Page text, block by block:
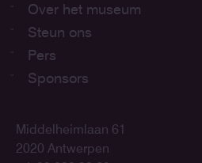
Over het museum
Steun ons
Pers
Sponsors
Middelheimlaan 61
2020 Antwerpen